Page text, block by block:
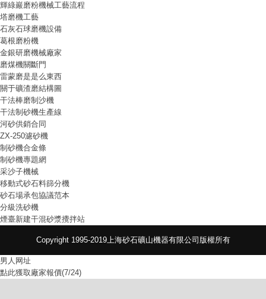
輝綠巖磨粉機械工藝流程
塔磨機工藝
石灰石球磨機設備
葛根磨粉機
金銀研磨機械廠家
磨煤機關斷門
雷蒙磨是是么東西
關于礦渣磨結構圖
干法棒磨制沙機
干法制砂機生產線
河砂供銷合同
ZX-250濾砂機
制砂機合金條
制砂機專題網
采沙子機械
移動式砂石料篩分機
砂石場承包協議范本
分級洗砂機
煙臺新建干混砂漿攪拌站
Copyright 1995-2019上海砂石礦山機器有限公司版權所有
男人网址
點此獲取廠家報價(7/24)